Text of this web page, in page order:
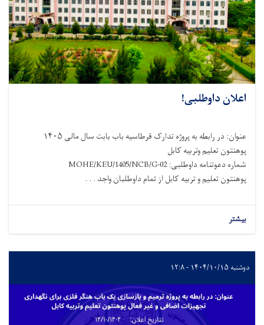
اعلان داوطلبی!
عنوان: در رابطه به پروژه تدارک قرطاسیه باب بابت سال مالی ۱۴۰۵
پوهنتون تعلیم وتربیه کابل
شماره دعوتنامه داوطلبی: MOHE/KEU/1405/NCB/G-02
پوهنتون تعلیم و تربیه کابل از تمام داوطلبان واجد . . .
بیشتر
دوشنبه ۱۴۰۴/۱۰/۱۵ - ۱۲:۸